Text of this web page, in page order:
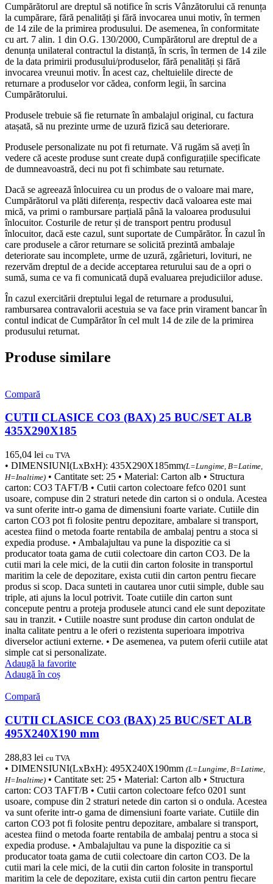
Cumpărătorul are dreptul să notifice în scris Vânzătorului că renunța
la cumpărare, fără penalități şi fără invocarea unui motiv, în termen
de 14 zile de la primirea produsului. De asemenea, în conformitate
cu art. 7 alin. 1 din O.G. 130/2000, Cumpărătorul are dreptul de a
denunța unilateral contractul la distanță, în scris, în termen de 14 zile
de la data primirii produsului/produselor, fără penalități și fără
invocarea vreunui motiv. În acest caz, cheltuielile directe de
returnare a produselor vor cădea, conform legii, în sarcina
Cumpărătorului.
Produsele trebuie să fie returnate în ambalajul original, cu factura
atașată, să nu prezinte urme de uzură fizică sau deteriorare.
Produsele personalizate nu pot fi returnate. Vă rugăm să aveți în
vedere că aceste produse sunt create după configurațiile specificate
de dumneavoastră, deci nu pot fi schimbate sau returnate.
Dacă se agreează înlocuirea cu un produs de o valoare mai mare,
Cumpărătorul va plăti diferența, respectiv dacă valoarea este mai
mică, va primi o rambursare parțială până la valoarea produsului
înlocuitor. Costurile de retur și de transport pentru produsul
înlocuitor, dacă este cazul, sunt suportate de Cumpărător. În cazul în
care produsele a căror returnare se solicită prezintă ambalaje
deteriorate sau incomplete, urme de uzură, zgârieturi, lovituri, ne
rezervăm dreptul de a decide acceptarea returului sau de a opri o
sumă, suma ce va fi comunicată după evaluarea prejudiciilor aduse.
În cazul exercitării dreptului legal de returnare a produsului,
rambursarea contravalorii acestuia se va face prin virament bancar în
contul indicat de Cumpărător în cel mult 14 de zile de la primirea
produsului returnat.
Produse similare
Compară
CUTII CLASICE CO3 (BAX) 25 BUC/SET ALB
435X290X185
165,04 lei cu TVA
• DIMENSIUNI(LxBxH): 435X290X185mm(L=Lungime, B=Latime,
H=Inaltime) • Cantitate set: 25 • Material: Carton alb • Structura
carton: CO3 TAFT/B • Cutii carton colectoare fefco 0201 sunt
usoare, compuse din 2 straturi netede din carton si o ondula. Acestea
va sunt oferite intr-o gama de dimensiuni foarte variate. Cutiile din
carton CO3 pot fi folosite pentru depozitare, ambalare si transport,
acestea fiind o metoda foarte rentabila de ambalaj pentru a stoca si
expedia produse. • Ambalajultau va pune la dispozitie ca si
producator toata gama de cutii colectoare din carton CO3. De la
cutii mari la cele mici, de la cutii din carton folosite in transportul
maritim la cele de depozitare, exista cutii din carton pentru fiecare
produs si scop. Daca sunteti in cautarea unor cutii simple, duble sau
triple, ati ajuns la locul potrivit. Toate cutiile din carton sunt
concepute pentru a proteja produsele atunci cand ele sunt depozitate
sau in tranzit. • Cutiile noastre sunt produse din carton ondulat de
inalta calitate pentru a le oferi o rezistenta superioara impotriva
diverselor actiuni externe. • De asemenea, va putem oferii cutiile atat
simple cat si personalizate.
Adaugă la favorite
Adaugă în coș
Compară
CUTII CLASICE CO3 (BAX) 25 BUC/SET ALB
495X240X190 mm
288,83 lei cu TVA
• DIMENSIUNI(LxBxH): 495X240X190mm (L=Lungime, B=Latime,
H=Inaltime) • Cantitate set: 25 • Material: Carton alb • Structura
carton: CO3 TAFT/B • Cutii carton colectoare fefco 0201 sunt
usoare, compuse din 2 straturi netede din carton si o ondula. Acestea
va sunt oferite intr-o gama de dimensiuni foarte variate. Cutiile din
carton CO3 pot fi folosite pentru depozitare, ambalare si transport,
acestea fiind o metoda foarte rentabila de ambalaj pentru a stoca si
expedia produse. • Ambalajultau va pune la dispozitie ca si
producator toata gama de cutii colectoare din carton CO3. De la
cutii mari la cele mici, de la cutii din carton folosite in transportul
maritim la cele de depozitare, exista cutii din carton pentru fiecare